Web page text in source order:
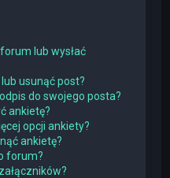
lub wysłać
usunąć post?
do swojego posta?
ankietę?
opcji ankiety?
ankietę?
forum?